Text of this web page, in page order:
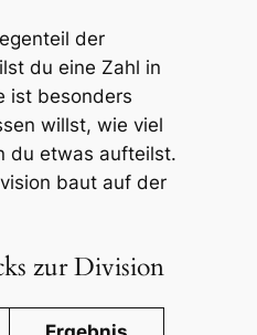
der
du eine Zahl in
ist besonders
willst, wie viel
du etwas aufteilst.
baut auf der
zur Division